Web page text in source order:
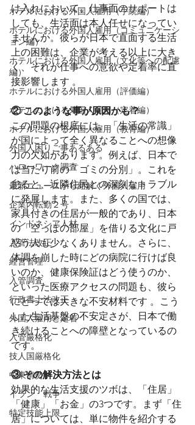
ホテルにおける外国人雇用（手続編）
ホテルにおける外国人雇用（コミュニケーシ
ョン編）
ホテルにおける外国人雇用（文化等への配慮
編）
ホテルにおける外国人雇用（評価編）
ホテルにおける外国人雇用（定着編）
ホテルにおける外国人雇用（教育編）
外国人困りご事あるある
ハローワーク調査
最新ニュースから紐解く外国人雇用
企業内転勤２号
インドネシア人材
入管法改正
経営管理
入管調査
行政書士法改正
外国人雇用と定着
入管厳格化
技人国厳格化
中東情勢
イラン 戦争
特定技能上限
け入れにおいて、仕事面のサポートは
しても、生活面は本人任せになってい
ませんか。彼らが日本で直面する生活
上の困難は、企業が考える以上に大き
く、それが仕事への意欲や定着率に直
接影響します 。
② このような事が原因かも？
この問題の根底には、「生活の常識」
が国によって全く異なることへの想像
力の欠如があります。例えば、日本で
は当たり前の「ゴミの分別」。これを
怠ると、近隣住民との深刻なトラブル
に発展します。また、多くの国では、
家具付きの住居が一般的であり、日本
の「空っぽの部屋」を借りる文化に戸
惑う人も少なくありません。さらに、
体調を崩した時にどの病院に行けば良
いのか、健康保険証はどう使うのか、
といった医療アクセスの問題も、彼ら
にとっては大きな不安材料です 。こう
した生活基盤の不安定さが、日本で働
き続けることへの障壁となっているの
です。
③ その解決方法とは
効果的な生活支援のツボは、「住居」
「健康」「お金」の3つです。まず「住
居」については、単に物件を紹介する